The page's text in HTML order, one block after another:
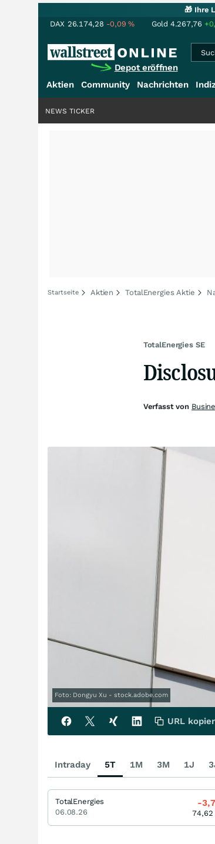
🎁 Ihre
DAX 26.174,28 -0,09% Gold 4.267,76
Depot eröffnen
Aktien Community Nachrichten
NEWS TICKER
Startseite Aktien TotalEnergies Aktie
TotalEnergies SE
Foto: Dongyu Xu - stock.adobe.com
Verfasst von
URL
Intraday 5T 1M 3M 1J
TotalEnergies
06.08.26
-
74,62